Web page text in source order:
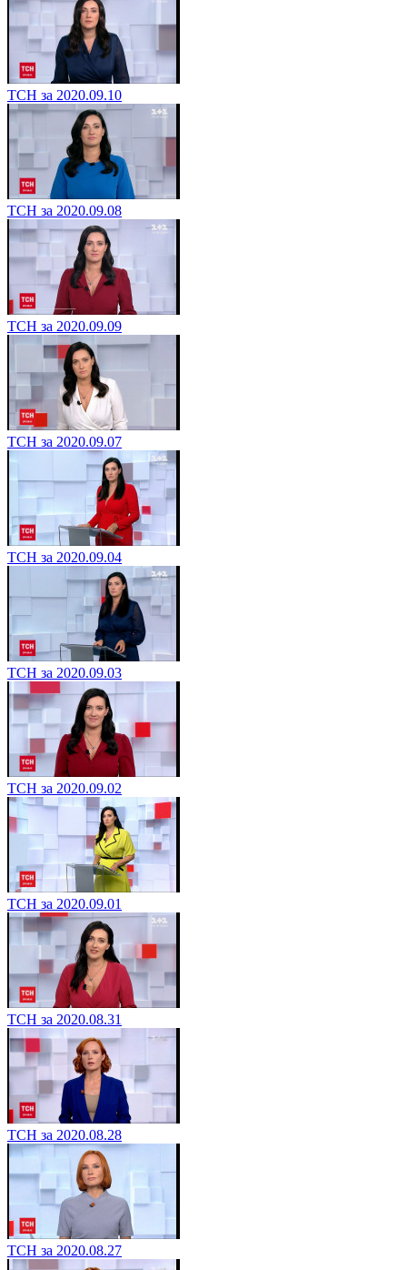
ТСН за 2020.09.10
ТСН за 2020.09.08
ТСН за 2020.09.09
ТСН за 2020.09.07
ТСН за 2020.09.04
ТСН за 2020.09.03
ТСН за 2020.09.02
ТСН за 2020.09.01
ТСН за 2020.08.31
ТСН за 2020.08.28
ТСН за 2020.08.27